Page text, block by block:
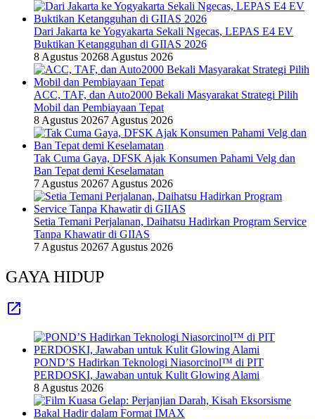
Dari Jakarta ke Yogyakarta Sekali Ngecas, LEPAS E4 EV
Buktikan Ketangguhan di GIIAS 2026
8 Agustus 20268 Agustus 2026
ACC, TAF, dan Auto2000 Bekali Masyarakat Strategi Pilih
Mobil dan Pembiayaan Tepat
8 Agustus 20267 Agustus 2026
Tak Cuma Gaya, DFSK Ajak Konsumen Pahami Velg dan
Ban Tepat demi Keselamatan
7 Agustus 20267 Agustus 2026
Setia Temani Perjalanan, Daihatsu Hadirkan Program Service
Tanpa Khawatir di GIIAS
7 Agustus 20267 Agustus 2026
GAYA HIDUP
POND’S Hadirkan Teknologi Niasorcinol™ di PIT
PERDOSKI, Jawaban untuk Kulit Glowing Alami
8 Agustus 2026